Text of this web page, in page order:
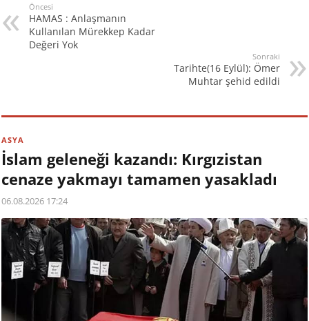
Öncesi
HAMAS : Anlaşmanın
Kullanılan Mürekkep Kadar
Değeri Yok
Sonraki
Tarihte(16 Eylül): Ömer
Muhtar şehid edildi
ASYA
İslam geleneği kazandı: Kırgızistan
cenaze yakmayı tamamen yasakladı
06.08.2026 17:24